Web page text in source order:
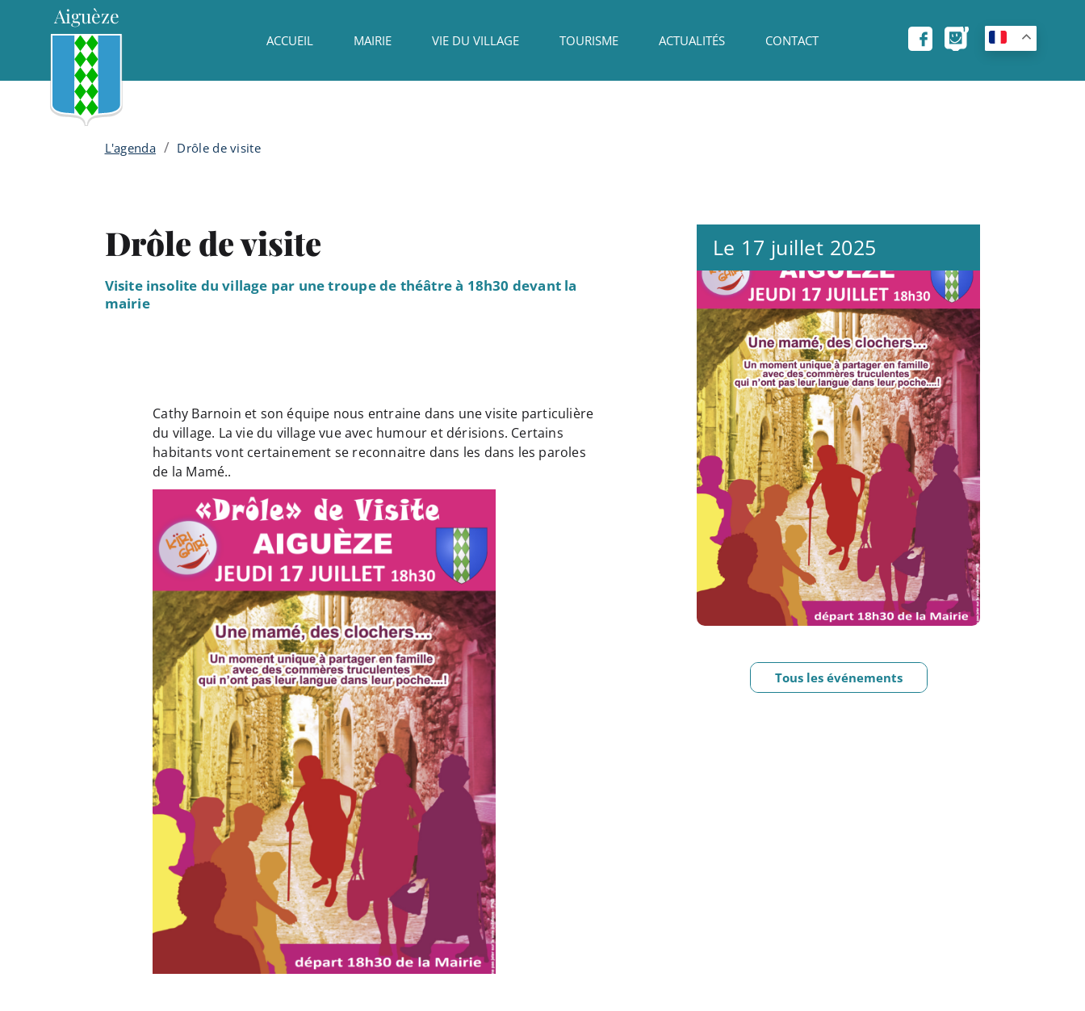
Panneau de gestion des cookies
Menu principalAiguèze
ACCUEIL MAIRIE VIE DU VILLAGE TOURISME ACTUALITÉS CONTACT
L'agenda / Drôle de visite
Drôle de visite
Visite insolite du village par une troupe de théâtre à 18h30 devant la
mairie
Cathy Barnoin et son équipe nous entraine dans une visite particulière
du village. La vie du village vue avec humour et dérisions. Certains
habitants vont certainement se reconnaitre dans les dans les paroles
de la Mamé..
Le 17 juillet 2025
Tous les événements